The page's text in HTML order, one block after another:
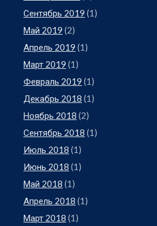
Сентябрь 2019 (1)
Май 2019 (2)
Апрель 2019 (1)
Март 2019 (1)
Февраль 2019 (1)
Декабрь 2018 (1)
Ноябрь 2018 (2)
Сентябрь 2018 (1)
Июль 2018 (1)
Июнь 2018 (1)
Май 2018 (1)
Апрель 2018 (1)
Март 2018 (1)